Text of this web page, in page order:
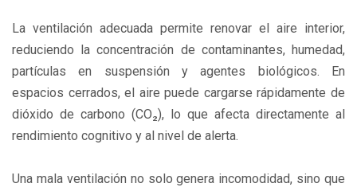
La ventilación adecuada permite renovar el aire interior,
reduciendo la concentración de contaminantes, humedad,
partículas en suspensión y agentes biológicos. En
espacios cerrados, el aire puede cargarse rápidamente de
dióxido de carbono (CO₂), lo que afecta directamente al
rendimiento cognitivo y al nivel de alerta.
Una mala ventilación no solo genera incomodidad, sino que